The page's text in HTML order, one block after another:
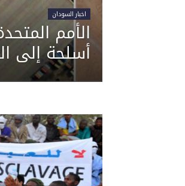
اخبار السودان
الأمم
أسلحة إلى